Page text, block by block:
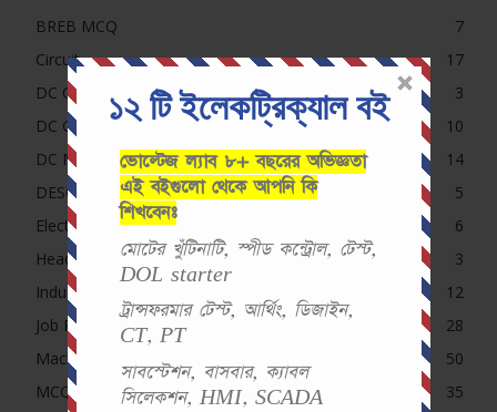
১২ টি ইলেকট্রিক্যাল বই
ভোল্টেজ ল্যাব ৮+ বছরের অভিজ্ঞতা
এই বইগুলো থেকে আপনি কি
শিখবেনঃ
মোটের খুঁটিনাটি, স্পীড কন্ট্রোল, টেস্ট,
DOL starter
ট্রান্সফরমার টেস্ট, আর্থিং, ডিজাইন,
CT, PT
সাবস্টেশন, বাসবার, ক্যাবল
সিলেকশন, HMI, SCADA
BREB MCQ
7
Circuit
17
DC Circuit MCQ
3
DC Generator MCQ
10
DC Motor MCQ
14
DESCO, NESCO, PDB, DPDC MCQ
5
Electrical MCQ
6
Headline
3
Induction Motor MCQ
12
Job Preparation
28
Machine
50
MCQ
35